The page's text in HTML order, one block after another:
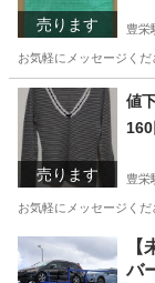
売ります 豊栄
お気軽にメッセージくだ
新潟 新潟市
売ります
値
160
豊栄
お気軽にメッセージくだ
新潟市 豊
バ